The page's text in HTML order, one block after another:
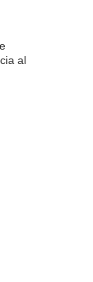
al